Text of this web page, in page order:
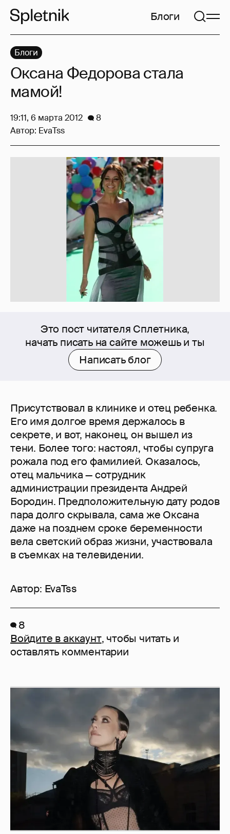
Блоги
Это пост читателя Сплетника,
начать писать на сайте можешь и ты
Написать блог
Присутствовал в клинике и отец ребенка.
Его имя долгое время держалось в
секрете, и вот, наконец, он вышел из
тени. Более того: настоял, чтобы супруга
рожала под его фамилией. Оказалось,
отец мальчика — сотрудник
администрации президента Андрей
Бородин. Предположительную дату родов
пара долго скрывала, сама же Оксана
даже на позднем сроке беременности
вела светский образ жизни, участвовала
в съемках на телевидении.
Автор: EvaTss
Блоги
Оксана Федорова стала
мамой!
19:11, 6 марта 2012
8
Автор: EvaTss
8
Войдите в аккаунт, чтобы читать и
оставлять комментарии